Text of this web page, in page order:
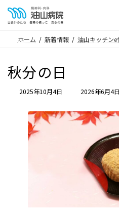
ホーム 新着情報 油山キッチンe
秋分の日
2025年10月4日
最
更
新
2026年6月4日